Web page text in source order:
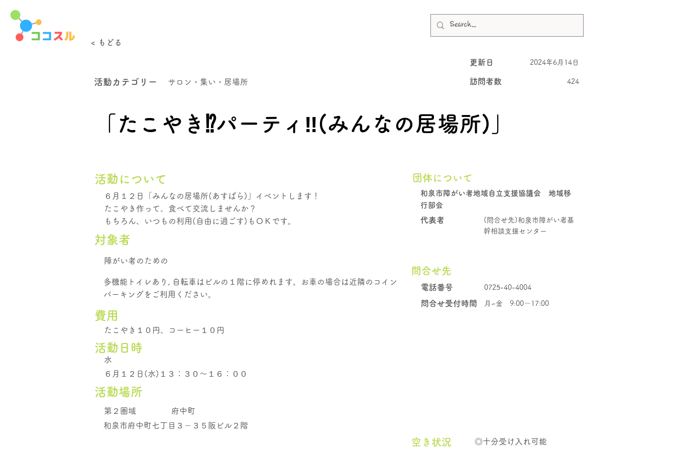
< もどる
更新日 2024年6月14日
活動カテゴリー サロン・集い・居場所 訪問者数 424
「たこやき⁉パーティ‼(みんなの居場所)」
活動について
６月１２日「みんなの居場所(あすぱら)」イベントします！
たこやき作って、食べて交流しませんか？
もちろん、いつもの利用(自由に過ごす)もＯＫです。
​対象者
障がい者のための
多機能トイレあり, 自転車はビルの１階に停めれます。お車の場合は近隣のコイン
パーキングをご利用ください。
費用
たこやき１０円、コーヒー１０円
活動日時
水
６月１２日(水)１３：３０～１６：００
活動場所
第２圏域
府中町
和泉市府中町七丁目３－３５阪ビル２階
団体について
和泉市障がい者地域自立支援協議会 地域移
行部会
代表者
(問合せ先)和泉市障がい者基
幹相談支援センター
問合せ先
電話番号 0725-40-4004
問合せ受付時間 月~金 9:00～17:00
空き状況 ◎十分受け入れ可能